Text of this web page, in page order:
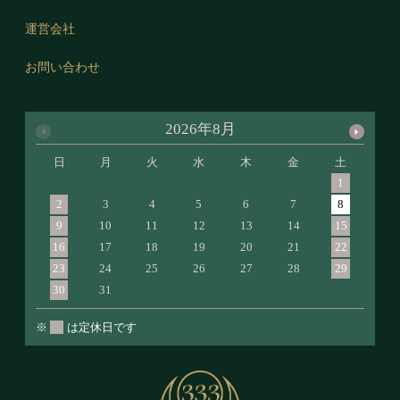
運営会社
お問い合わせ
2026年8月
日 月 火 水 木 金
土
1
2
3 4 5 6 7
8
9
10 11 12 13 14
15
16
17 18 19 20 21
22
23
24 25 26 27 28
29
30
31
※ は定休日です